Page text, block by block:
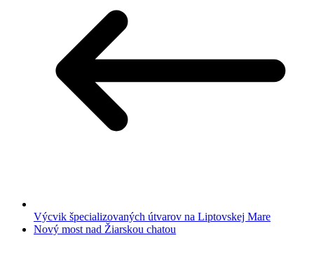
Výcvik špecializovaných útvarov na Liptovskej Mare
Nový most nad Žiarskou chatou